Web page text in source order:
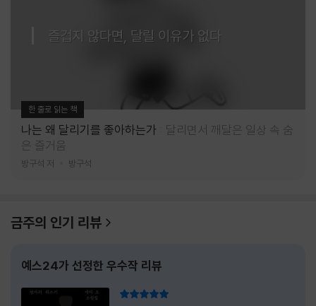
즐겁지 않다면, 달릴 이유가 없다
한 줄로 읽는 책
나는 왜 달리기를 좋아하는가
달리면서 깨달은 일상 속 숨
은 즐거움
방구석 저 방구석
금주의 인기 리뷰
예스24가 선정한 우수작 리뷰